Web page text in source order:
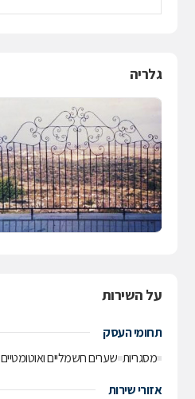
גלריה
על השירות
תחומי העסק
מסגריות שערים חשמליים ואוטומטיים
אזורי שירות